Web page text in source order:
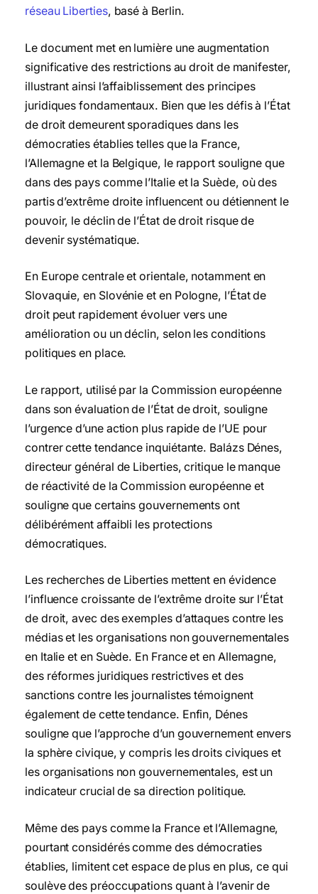
réseau Liberties, basé à Berlin.
Le document met en lumière une augmentation
significative des restrictions au droit de manifester,
illustrant ainsi l’affaiblissement des principes
juridiques fondamentaux. Bien que les défis à l’État
de droit demeurent sporadiques dans les
démocraties établies telles que la France,
l’Allemagne et la Belgique, le rapport souligne que
dans des pays comme l’Italie et la Suède, où des
partis d’extrême droite influencent ou détiennent le
pouvoir, le déclin de l’État de droit risque de
devenir systématique.
En Europe centrale et orientale, notamment en
Slovaquie, en Slovénie et en Pologne, l’État de
droit peut rapidement évoluer vers une
amélioration ou un déclin, selon les conditions
politiques en place.
Le rapport, utilisé par la Commission européenne
dans son évaluation de l’État de droit, souligne
l’urgence d’une action plus rapide de l’UE pour
contrer cette tendance inquiétante. Balázs Dénes,
directeur général de Liberties, critique le manque
de réactivité de la Commission européenne et
souligne que certains gouvernements ont
délibérément affaibli les protections
démocratiques.
Les recherches de Liberties mettent en évidence
l’influence croissante de l’extrême droite sur l’État
de droit, avec des exemples d’attaques contre les
médias et les organisations non gouvernementales
en Italie et en Suède. En France et en Allemagne,
des réformes juridiques restrictives et des
sanctions contre les journalistes témoignent
également de cette tendance. Enfin, Dénes
souligne que l’approche d’un gouvernement envers
la sphère civique, y compris les droits civiques et
les organisations non gouvernementales, est un
indicateur crucial de sa direction politique.
Même des pays comme la France et l’Allemagne,
pourtant considérés comme des démocraties
établies, limitent cet espace de plus en plus, ce qui
soulève des préoccupations quant à l’avenir de